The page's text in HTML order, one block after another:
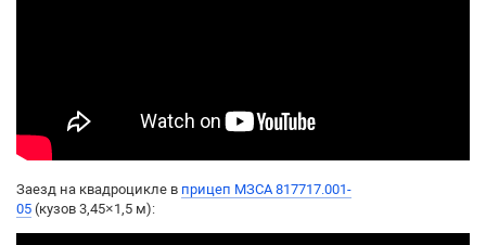
Заезд на квадроцикле в прицеп МЗСА 817717.001-
05 (кузов 3,45×1,5 м):